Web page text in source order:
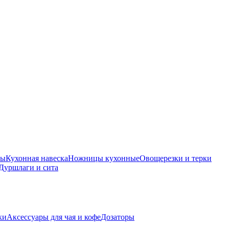
Кухонная навескаНожницы кухонныеОвощерезки и терки
и сита
Аксессуары для чая и кофеДозаторы